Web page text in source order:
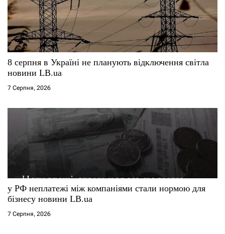
8 серпня в Україні не планують відключення світла
новини LB.ua
7 Серпня, 2026
у РФ неплатежі між компаніями стали нормою для
бізнесу новини LB.ua
7 Серпня, 2026